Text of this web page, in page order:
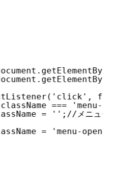
=== 'menu-
= '';//メニューを
= 'menu-open';//